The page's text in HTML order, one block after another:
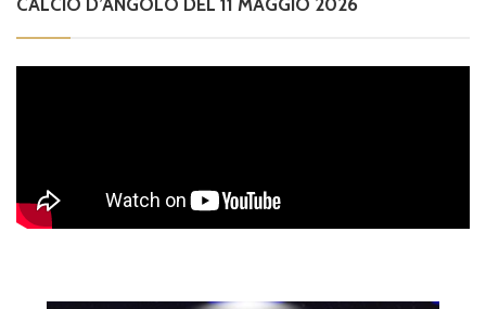
CALCIO D’ANGOLO DEL 11 MAGGIO 2026